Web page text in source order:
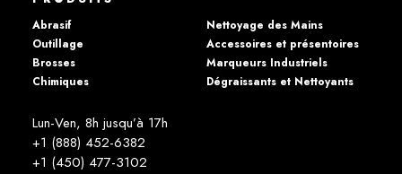
Abrasif
Outillage
Brosses
Chimiques
Nettoyage des Mains
Accessoires et présentoires
Marqueurs Industriels
Dégraissants et Nettoyants
Lun-Ven, 8h jusqu’à 17h
+1 (888) 452-6382
+1 (450) 477­-3102